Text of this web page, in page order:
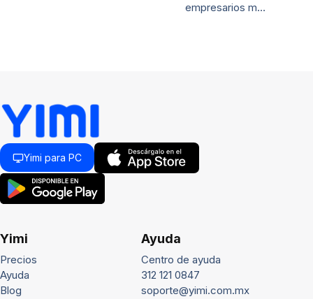
empresarios m…
Yimi para PC
Yimi
Precios
Ayuda
Blog
Ayuda
Centro de ayuda
312 121 0847
soporte@yimi.com.mx